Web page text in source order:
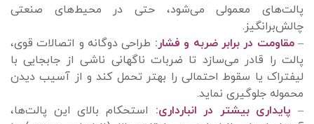
پالت‌های معمولی می‌شود، حتی در محیط‌های صنعتی
چالش‌برانگیز.
–مقاومت در برابر ضربه و فشار: طراحی دوگانه و اتصالات قوی،
پالت را قادر می‌سازد تا ضربات ناگهانی ناشی از جابجایی با
لیفتراک یا سقوط احتمالی را بهتر تحمل کند و از آسیب دیدن
محموله جلوگیری نماید.
– پایداری بیشتر در انبارداری: استحکام بالای این پالت‌ها،